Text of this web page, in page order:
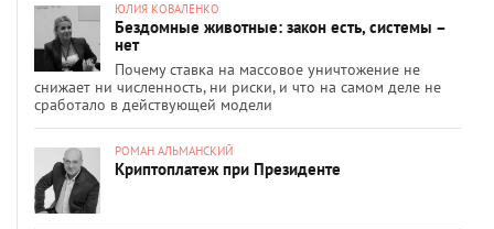
ЮЛИЯ КОВАЛЕНКО
Бездомные животные: закон есть, системы –
нет
Почему ставка на массовое уничтожение не
снижает ни численность, ни риски, и что на самом деле не
сработало в действующей модели
РОМАН АЛЬМАНСКИЙ
Криптоплатеж при Президенте